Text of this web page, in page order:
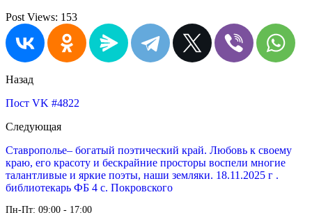
Post Views: 153
Назад
Пост VK #4822
Следующая
Ставрополье– богатый поэтический край. Любовь к своему
краю, его красоту и бескрайние просторы воспели многие
талантливые и яркие поэты, наши земляки. 18.11.2025 г .
библиотекарь ФБ 4 с. Покровского
Пн-Пт: 09:00 - 17:00